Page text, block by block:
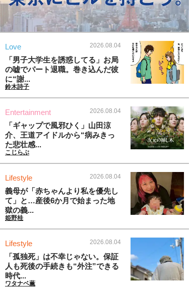
Love 2026.08.04
「男子大学生を誘惑してる」お局
の嘘でパート退職。巻き込んだ彼
に“謝...
鈴木詩子
Entertainment 2026.08.04
「ギャップで風邪ひく」山田涼
介、王道アイドルから“病みきっ
た悲壮感...
こじらぶ
Lifestyle 2026.08.04
義母が「赤ちゃんより私を優先し
て」と…産後6か月で始まった地
獄の義...
姫野桂
Lifestyle 2026.08.04
「孤独死」は不幸じゃない。保証
人も死後の手続きも“外注”できる
時代...
ワタナベ薫